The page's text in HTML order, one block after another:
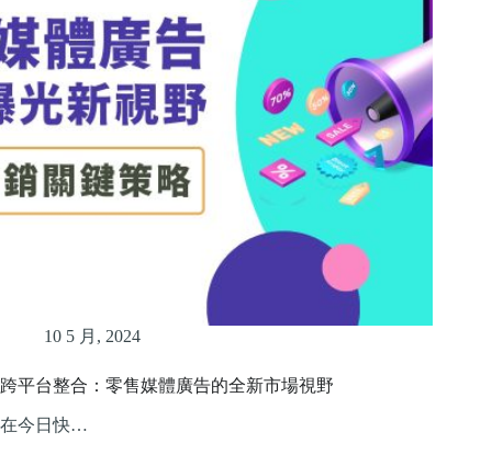
10 5 月, 2024
跨平台整合：零售媒體廣告的全新市場視野
在今日快…